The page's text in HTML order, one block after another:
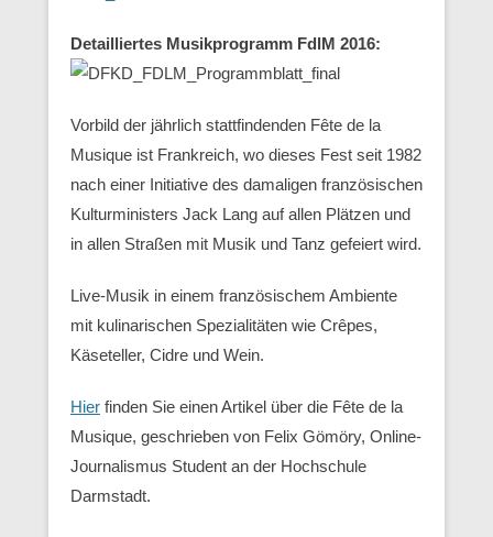
Detailliertes Musikprogramm FdlM 2016:
Vorbild der jährlich stattfindenden Fête de la
Musique ist Frankreich, wo dieses Fest seit 1982
nach einer Initiative des damaligen französischen
Kulturministers Jack Lang auf allen Plätzen und
in allen Straßen mit Musik und Tanz gefeiert wird.
Live-Musik in einem französischem Ambiente
mit kulinarischen Spezialitäten wie Crêpes,
Käseteller, Cidre und Wein.
Hier finden Sie einen Artikel über die Fête de la
Musique, geschrieben von Felix Gömöry, Online-
Journalismus Student an der Hochschule
Darmstadt.